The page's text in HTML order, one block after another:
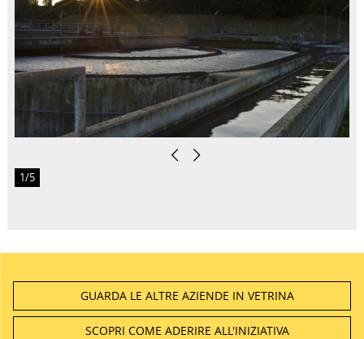
Previous
1/5
GUARDA LE ALTRE AZIENDE IN VETRINA
SCOPRI COME ADERIRE ALL'INIZIATIVA